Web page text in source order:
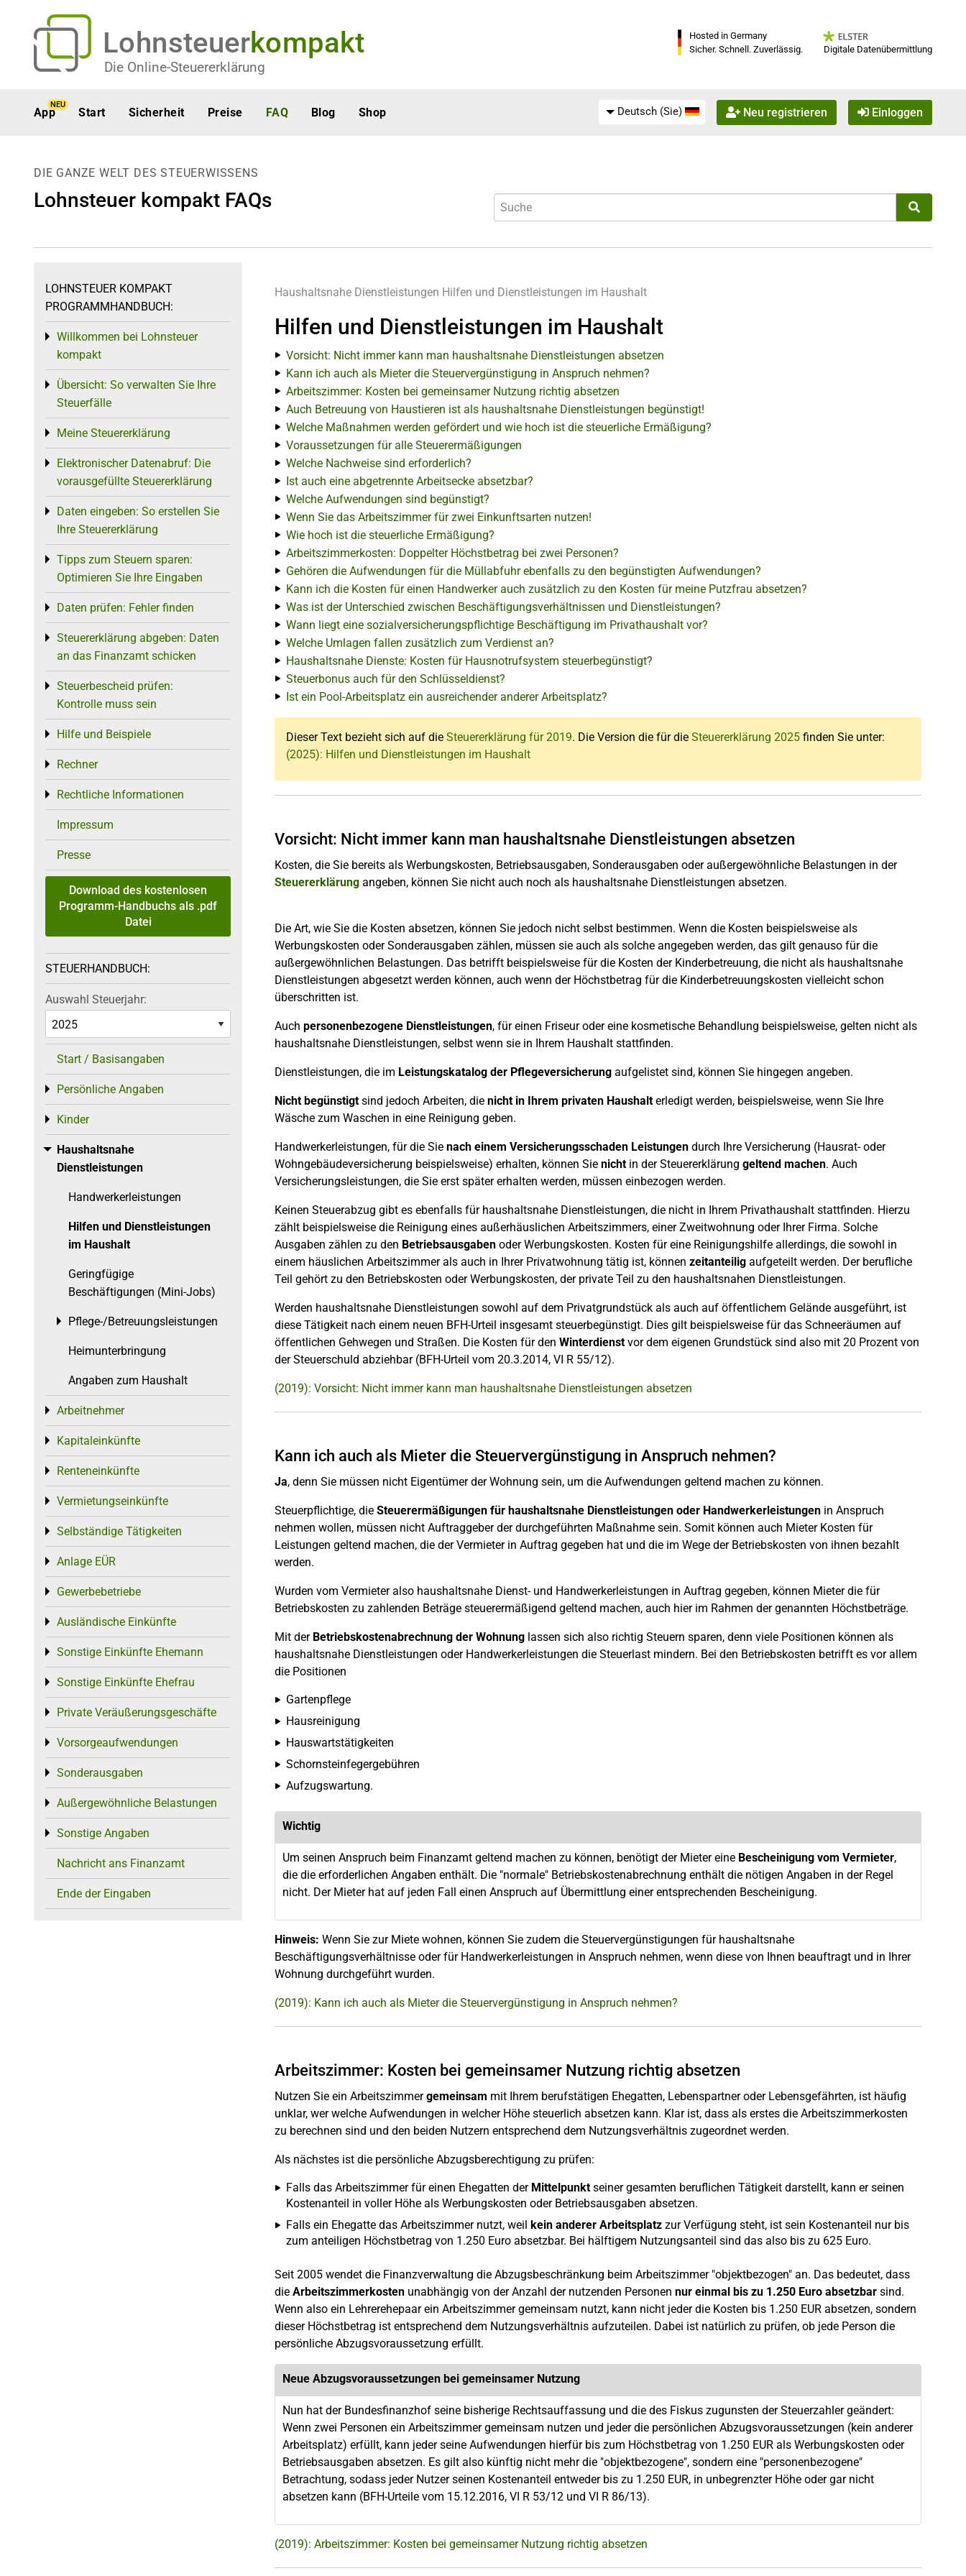
Lohnsteuerkompakt
Die Online-Steuererklärung
Hosted in Germany
Sicher. Schnell. Zuverlässig.
Digitale Datenübermittlung
App
NEU
Start Sicherheit Preise FAQ Blog Shop Deutsch (Sie) Neu registrieren Einloggen
DIE GANZE WELT DES STEUERWISSENS
Lohnsteuer kompakt FAQs
Haushaltsnahe Dienstleistungen Hilfen und Dienstleistungen im Haushalt
Hilfen und Dienstleistungen im Haushalt
Vorsicht: Nicht immer kann man haushaltsnahe Dienstleistungen absetzen
Kann ich auch als Mieter die Steuervergünstigung in Anspruch nehmen?
Arbeitszimmer: Kosten bei gemeinsamer Nutzung richtig absetzen
Auch Betreuung von Haustieren ist als haushaltsnahe Dienstleistungen begünstigt!
Welche Maßnahmen werden gefördert und wie hoch ist die steuerliche Ermäßigung?
Voraussetzungen für alle Steuerermäßigungen
Welche Nachweise sind erforderlich?
Ist auch eine abgetrennte Arbeitsecke absetzbar?
Welche Aufwendungen sind begünstigt?
Wenn Sie das Arbeitszimmer für zwei Einkunftsarten nutzen!
Wie hoch ist die steuerliche Ermäßigung?
Arbeitszimmerkosten: Doppelter Höchstbetrag bei zwei Personen?
Gehören die Aufwendungen für die Müllabfuhr ebenfalls zu den begünstigten Aufwendungen?
Kann ich die Kosten für einen Handwerker auch zusätzlich zu den Kosten für meine Putzfrau absetzen?
Was ist der Unterschied zwischen Beschäftigungsverhältnissen und Dienstleistungen?
Wann liegt eine sozialversicherungspflichtige Beschäftigung im Privathaushalt vor?
Welche Umlagen fallen zusätzlich zum Verdienst an?
Haushaltsnahe Dienste: Kosten für Hausnotrufsystem steuerbegünstigt?
Steuerbonus auch für den Schlüsseldienst?
Ist ein Pool-Arbeitsplatz ein ausreichender anderer Arbeitsplatz?
Dieser Text bezieht sich auf die Steuererklärung für 2019. Die Version die für die Steuererklärung 2025 finden Sie unter:
(2025): Hilfen und Dienstleistungen im Haushalt
Vorsicht: Nicht immer kann man haushaltsnahe Dienstleistungen absetzen
Kosten, die Sie bereits als Werbungskosten, Betriebsausgaben, Sonderausgaben oder außergewöhnliche Belastungen in der
Steuererklärung angeben, können Sie nicht auch noch als haushaltsnahe Dienstleistungen absetzen.
Die Art, wie Sie die Kosten absetzen, können Sie jedoch nicht selbst bestimmen. Wenn die Kosten beispielsweise als
Werbungskosten oder Sonderausgaben zählen, müssen sie auch als solche angegeben werden, das gilt genauso für die
außergewöhnlichen Belastungen. Das betrifft beispielsweise für die Kosten der Kinderbetreuung, die nicht als haushaltsnahe
Dienstleistungen abgesetzt werden können, auch wenn der Höchstbetrag für die Kinderbetreuungskosten vielleicht schon
überschritten ist.
Auch personenbezogene Dienstleistungen, für einen Friseur oder eine kosmetische Behandlung beispielsweise, gelten nicht als
haushaltsnahe Dienstleistungen, selbst wenn sie in Ihrem Haushalt stattfinden.
Dienstleistungen, die im Leistungskatalog der Pflegeversicherung aufgelistet sind, können Sie hingegen angeben.
Nicht begünstigtsind jedoch Arbeiten, die nicht in Ihrem privaten Haushalterledigt werden, beispielsweise, wenn Sie Ihre
Wäsche zum Waschen in eine Reinigung geben.
Handwerkerleistungen, für die Sie nach einem Versicherungsschaden Leistungen durch Ihre Versicherung (Hausrat- oder
Wohngebäudeversicherung beispielsweise) erhalten, können Sie nichtin der Steuererklärung geltend machen. Auch
Versicherungsleistungen, die Sie erst später erhalten werden, müssen einbezogen werden.
Keinen Steuerabzug gibt es ebenfalls für haushaltsnahe Dienstleistungen, die nicht in Ihrem Privathaushalt stattfinden. Hierzu
zählt beispielsweise die Reinigung eines außerhäuslichen Arbeitszimmers, einer Zweitwohnung oder Ihrer Firma. Solche
Ausgaben zählen zu den Betriebsausgaben oder Werbungskosten. Kosten für eine Reinigungshilfe allerdings, die sowohl in
einem häuslichen Arbeitszimmer als auch in Ihrer Privatwohnung tätig ist, können zeitanteilig aufgeteilt werden. Der berufliche
Teil gehört zu den Betriebskosten oder Werbungskosten, der private Teil zu den haushaltsnahen Dienstleistungen.
Werden haushaltsnahe Dienstleistungen sowohl auf dem Privatgrundstück als auch auf öffentlichem Gelände ausgeführt, ist
diese Tätigkeit nach einem neuen BFH-Urteil insgesamt steuerbegünstigt. Dies gilt beispielsweise für das Schneeräumen auf
öffentlichen Gehwegen und Straßen. Die Kosten für den Winterdienstvor dem eigenen Grundstück sind also mit 20 Prozent von
der Steuerschuld abziehbar (BFH-Urteil vom 20.3.2014, VI R 55/12).
(2019): Vorsicht: Nicht immer kann man haushaltsnahe Dienstleistungen absetzen
Kann ich auch als Mieter die Steuervergünstigung in Anspruch nehmen?
Ja, denn Sie müssen nicht Eigentümer der Wohnung sein, um die Aufwendungen geltend machen zu können.
Steuerpflichtige, die Steuerermäßigungen für haushaltsnahe Dienstleistungen oder Handwerkerleistungen in Anspruch
nehmen wollen, müssen nicht Auftraggeber der durchgeführten Maßnahme sein. Somit können auch Mieter Kosten für
Leistungen geltend machen, die der Vermieter in Auftrag gegeben hat und die im Wege der Betriebskosten von ihnen bezahlt
werden.
Wurden vom Vermieter also haushaltsnahe Dienst- und Handwerkerleistungen in Auftrag gegeben, können Mieter die für
Betriebskosten zu zahlenden Beträge steuerermäßigend geltend machen, auch hier im Rahmen der genannten Höchstbeträge.
Mit der Betriebskostenabrechnung der Wohnung lassen sich also richtig Steuern sparen, denn viele Positionen können als
haushaltsnahe Dienstleistungen oder Handwerkerleistungen die Steuerlast mindern. Bei den Betriebskosten betrifft es vor allem
die Positionen
Gartenpflege
Hausreinigung
Hauswartstätigkeiten
Schornsteinfegergebühren
Aufzugswartung.
Wichtig
Um seinen Anspruch beim Finanzamt geltend machen zu können, benötigt der Mieter eine Bescheinigung vom Vermieter,
die die erforderlichen Angaben enthält. Die "normale" Betriebskostenabrechnung enthält die nötigen Angaben in der Regel
nicht. Der Mieter hat auf jeden Fall einen Anspruch auf Übermittlung einer entsprechenden Bescheinigung.
Hinweis: Wenn Sie zur Miete wohnen, können Sie zudem die Steuervergünstigungen für haushaltsnahe
Beschäftigungsverhältnisse oder für Handwerkerleistungen in Anspruch nehmen, wenn diese von Ihnen beauftragt und in Ihrer
Wohnung durchgeführt wurden.
(2019): Kann ich auch als Mieter die Steuervergünstigung in Anspruch nehmen?
Arbeitszimmer: Kosten bei gemeinsamer Nutzung richtig absetzen
Nutzen Sie ein Arbeitszimmergemeinsam mit Ihrem berufstätigen Ehegatten, Lebenspartner oder Lebensgefährten, ist häufig
unklar, wer welche Aufwendungen in welcher Höhe steuerlich absetzen kann. Klar ist, dass als erstes die Arbeitszimmerkosten
zu berechnen sind und den beiden Nutzern entsprechend dem Nutzungsverhältnis zugeordnet werden.
Als nächstes ist die persönliche Abzugsberechtigung zu prüfen:
Falls das Arbeitszimmer für einen Ehegatten der Mittelpunktseiner gesamten beruflichen Tätigkeit darstellt, kann er seinen
Kostenanteil in voller Höhe als Werbungskosten oder Betriebsausgaben absetzen.
Falls ein Ehegatte das Arbeitszimmer nutzt, weil kein anderer Arbeitsplatz zur Verfügung steht, ist sein Kostenanteil nur bis
zum anteiligen Höchstbetrag von 1.250 Euro absetzbar. Bei hälftigem Nutzungsanteil sind das also bis zu 625 Euro.
Seit 2005 wendet die Finanzverwaltung die Abzugsbeschränkung beim Arbeitszimmer "objektbezogen" an. Das bedeutet, dass
die Arbeitszimmerkosten unabhängig von der Anzahl der nutzenden Personen nur einmal bis zu 1.250 Euro absetzbar sind.
Wenn also ein Lehrerehepaar ein Arbeitszimmer gemeinsam nutzt, kann nicht jeder die Kosten bis 1.250 EUR absetzen, sondern
dieser Höchstbetrag ist entsprechend dem Nutzungsverhältnis aufzuteilen. Dabei ist natürlich zu prüfen, ob jede Person die
persönliche Abzugsvoraussetzung erfüllt.
Neue Abzugsvoraussetzungen bei gemeinsamer Nutzung
Nun hat der Bundesfinanzhof seine bisherige Rechtsauffassung und die des Fiskus zugunsten der Steuerzahler geändert:
Wenn zwei Personen ein Arbeitszimmer gemeinsam nutzen und jeder die persönlichen Abzugsvoraussetzungen (kein anderer
Arbeitsplatz) erfüllt, kann jeder seine Aufwendungen hierfür bis zum Höchstbetrag von 1.250 EUR als Werbungskosten oder
Betriebsausgaben absetzen. Es gilt also künftig nicht mehr die "objektbezogene", sondern eine "personenbezogene"
Betrachtung, sodass jeder Nutzer seinen Kostenanteil entweder bis zu 1.250 EUR, in unbegrenzter Höhe oder gar nicht
absetzen kann (BFH-Urteile vom 15.12.2016, VI R 53/12 und VI R 86/13).
(2019): Arbeitszimmer: Kosten bei gemeinsamer Nutzung richtig absetzen
LOHNSTEUER KOMPAKT
PROGRAMMHANDBUCH:
Willkommen bei Lohnsteuer
kompakt
Toggle menu
Übersicht: So verwalten Sie Ihre
Steuerfälle
Toggle menu
Meine Steuererklärung
Toggle menu
Elektronischer Datenabruf: Die
vorausgefüllte Steuererklärung
Toggle menu
Daten eingeben: So erstellen Sie
Ihre Steuererklärung
Toggle menu
Tipps zum Steuern sparen:
Optimieren Sie Ihre Eingaben
Toggle menu
Daten prüfen: Fehler finden
Toggle menu
Steuererklärung abgeben: Daten
an das Finanzamt schicken
Toggle menu
Steuerbescheid prüfen:
Kontrolle muss sein
Toggle menu
Hilfe und Beispiele
Toggle menu
Rechner
Toggle menu
Rechtliche Informationen
Toggle menu
Impressum
Presse
Download des kostenlosen
Programm-Handbuchs als .pdf
Datei
STEUERHANDBUCH:
Auswahl Steuerjahr:
Start / Basisangaben
Persönliche Angaben
Toggle menu
Kinder
Toggle menu
Haushaltsnahe
Dienstleistungen
Toggle menu
Handwerkerleistungen
Hilfen und Dienstleistungen
im Haushalt
Geringfügige
Beschäftigungen (Mini-Jobs)
Pflege-/Betreuungsleistungen
Toggle menu
Heimunterbringung
Angaben zum Haushalt
Arbeitnehmer
Toggle menu
Kapitaleinkünfte
Toggle menu
Renteneinkünfte
Toggle menu
Vermietungseinkünfte
Toggle menu
Selbständige Tätigkeiten
Toggle menu
Anlage EÜR
Toggle menu
Gewerbebetriebe
Toggle menu
Ausländische Einkünfte
Toggle menu
Sonstige Einkünfte Ehemann
Toggle menu
Sonstige Einkünfte Ehefrau
Toggle menu
Private Veräußerungsgeschäfte
Toggle menu
Vorsorgeaufwendungen
Toggle menu
Sonderausgaben
Toggle menu
Außergewöhnliche Belastungen
Toggle menu
Sonstige Angaben
Toggle menu
Nachricht ans Finanzamt
Ende der Eingaben